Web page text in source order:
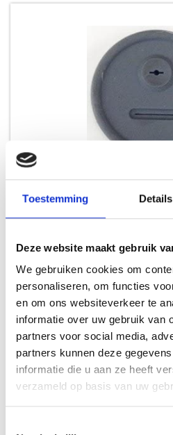
Toestemming Details
Deze website maakt gebruik
We gebruiken cookies om
personaliseren, om functies
en om ons websiteverkeer te
informatie over uw gebruik van
partners voor social media,
partners kunnen deze
informatie die u aan ze heeft
verzameld op basis van uw
WEBER 85037 GROMMET, GRAY, SMC
RESERVE SMOKEY MOUNTAIN